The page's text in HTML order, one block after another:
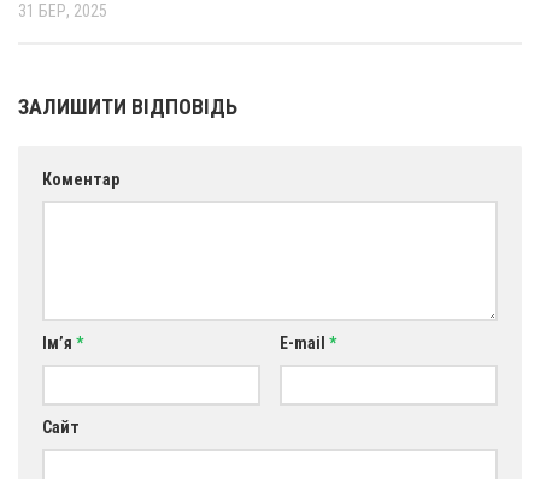
31 БЕР, 2025
ЗАЛИШИТИ ВІДПОВІДЬ
Коментар
Ім’я * E-mail *
Сайт